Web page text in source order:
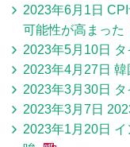
2023年6月1日
可能性が高まった
2023年5月10日
2023年4月27日
2023年3月30日
2023年3月7日
2023年1月20日